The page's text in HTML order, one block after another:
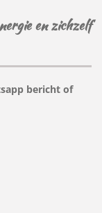
en zichzelf
bericht of